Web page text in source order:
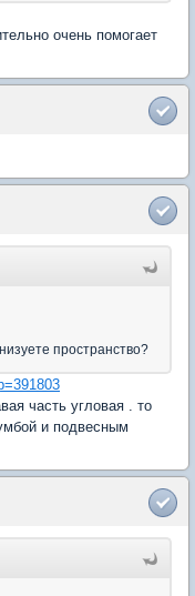
очень помогает
пространство?
часть угловая . то
и подвесным